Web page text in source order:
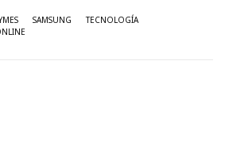
SAMSUNG
TECNOLOGÍA